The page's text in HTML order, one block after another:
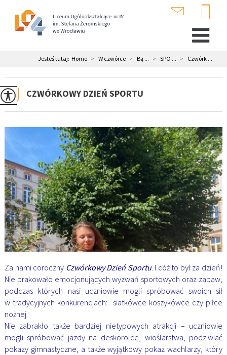
Jesteś tutaj: Home > W czwórce > Bą ... > SPO ... > Czwórk ...
CZWÓRKOWY DZIEŃ SPORTU
Za nami coroczny Czwórkowy Dzień Sportu. I cóż to był za dzień!
Nie brakowało emocjonujących wyzwań sportowych oraz zabaw,
podczas których nasi uczniowie mogli spróbować swoich sił
w tradycyjnych konkurencjach: siatkówce koszykówce czy piłce
nożnej.
Nie zabrakło także bardziej nietypowych atrakcji – uczniowie
mogli spróbować jazdy na deskorolce, wioślarstwa, podziwiać
pokazy gimnastyczne, a także wyjątkowy pokaz wachlarzy, który